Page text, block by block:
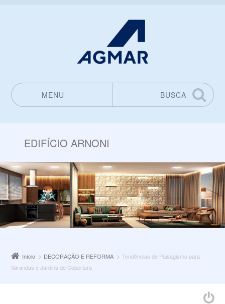
MENU
BUSCA
EDIFÍCIO ARNONI
Início DECORAÇÃO E REFORMA
Tendências de Paisagismo para
Varandas e Jardins de Cobertura